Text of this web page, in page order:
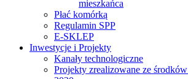
mieszkańca
Płać komórką
Regulamin SPP
E-SKLEP
Inwestycje i Projekty
Kanały technologiczne
Projekty zrealizowane ze